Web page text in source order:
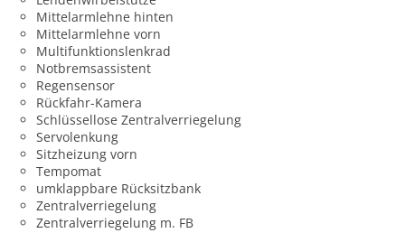
Mittelarmlehne hinten
Mittelarmlehne vorn
Multifunktionslenkrad
Notbremsassistent
Regensensor
Rückfahr-Kamera
Schlüssellose Zentralverriegelung
Servolenkung
Sitzheizung vorn
Tempomat
umklappbare Rücksitzbank
Zentralverriegelung
Zentralverriegelung m. FB